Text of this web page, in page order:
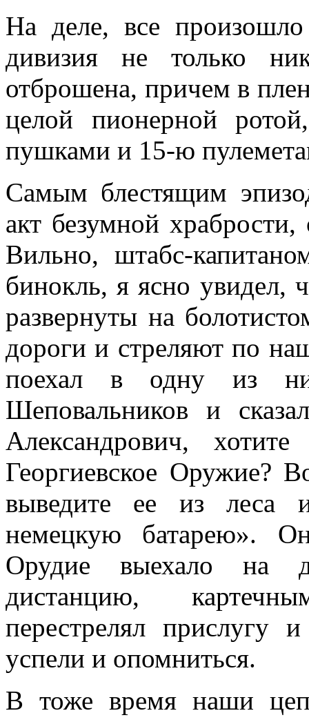
На деле, все
дивизия не только
отброшена, причем в
целой пионерной
пушками и 15-ю
Самым блестящим
акт безумной
Вильно, штабс-
бинокль, я ясно увидел,
развернуты на
дороги и стреляют по
поехал в одну из
Шеповальников и
Александрович,
Георгиевское Оружие?
вы­ведите ее из леса
немецкую батарею».
Орудие выехало на
дистанцию,
перестрелял
успели и опомниться.
В тоже время наши